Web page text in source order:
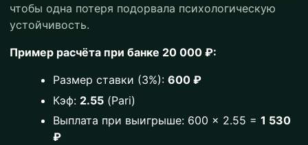
чтобы одна потеря подорвала психологическую
устойчивость.
Пример расчёта при банке 20 000 ₽:
Размер ставки (3%): 600 ₽
Кэф: 2.55(Pari)
Выплата при выигрыше: 600 × 2.55 = 1 530
₽